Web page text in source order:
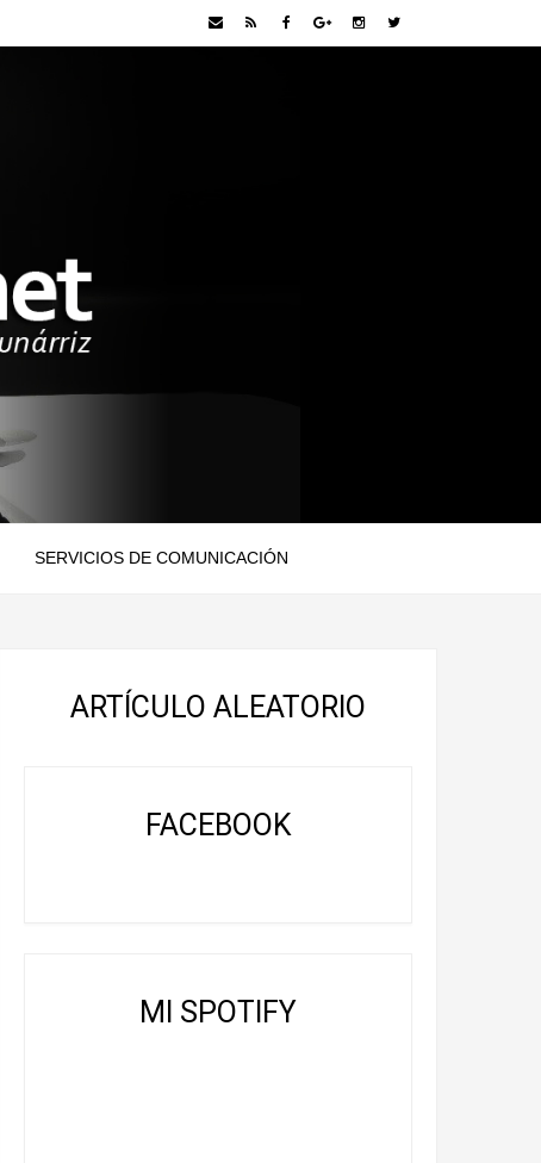
SERVICIOS DE COMUNICACIÓN
ARTÍCULO ALEATORIO
FACEBOOK
MI SPOTIFY